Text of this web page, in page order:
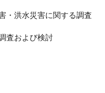
・洪水災害に関する調査
査および検討